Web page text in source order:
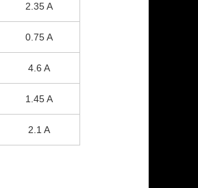
2.35 A
0.75 A
4.6 A
1.45 A
2.1 A